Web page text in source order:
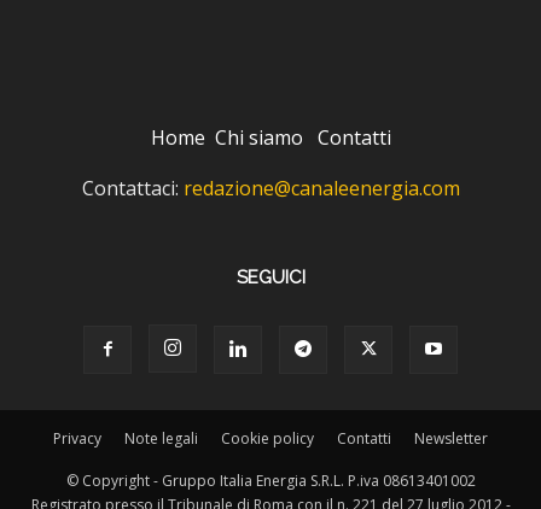
Home Chi siamo Contatti
Contattaci: redazione@canaleenergia.com
SEGUICI
Privacy Note legali Cookie policy Contatti Newsletter
© Copyright - Gruppo Italia Energia S.R.L. P.iva 08613401002